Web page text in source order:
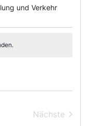
und Verkehr
Nächste